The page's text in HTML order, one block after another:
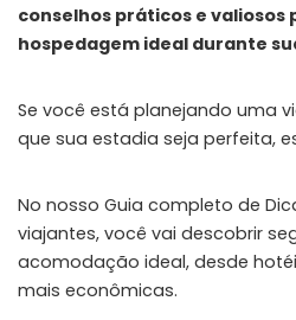
conselhos práticos e valiosos
hospedagem ideal durante
Se você está planejando uma
que sua estadia seja perfeita,
No nosso Guia completo de
viajantes, você vai descobrir
acomodação ideal, desde
mais econômicas.